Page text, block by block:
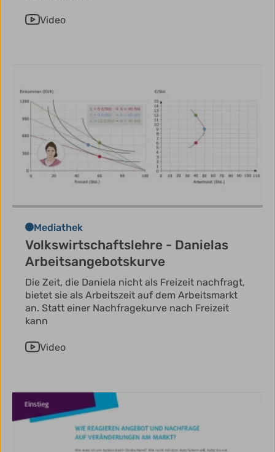
Video
Mediathek
Volkswirtschaftslehre - Danielas
Arbeitsangebotskurve
Die Zeit, die Daniela nicht als Freizeit nachfragt,
bietet sie als Arbeitszeit auf dem Arbeitsmarkt
an. Statt einer Nachfragekurve nach Freizeit
kann
Video